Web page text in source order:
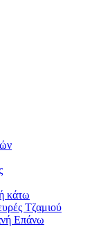
κάτω
Τζαμιού
Επάνω